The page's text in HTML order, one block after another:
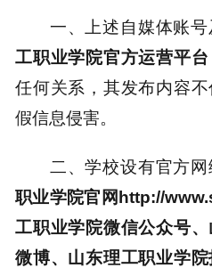
一、上述自媒体账
工职业学院官方运营平台
任何关系，其发布内容
假信息侵害。
二、学校设有官方网
职业学院官网http://
工职业学院微信公众号
微博、山东理工职业学